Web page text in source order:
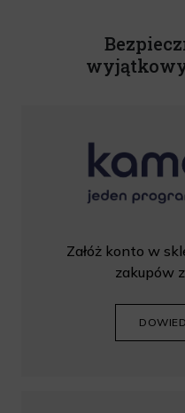
Załóż konto w
zakupów